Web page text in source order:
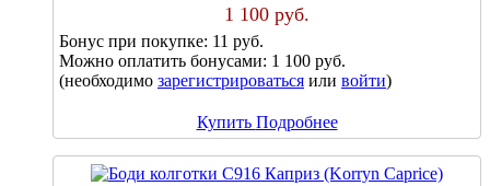
1 100 руб.
Бонус при покупке: 11 руб.
Можно оплатить бонусами: 1 100 руб.
(необходимо зарегистрироваться или войти)
Купить Подробнее